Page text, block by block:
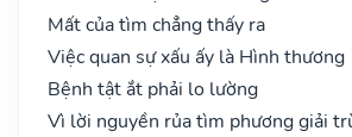
Mất của tìm chẳng thấy ra
Việc quan sự xấu ấy là Hình thương
Bệnh tật ắt phải lo lường
Vì lời nguyền rủa tìm phương giải